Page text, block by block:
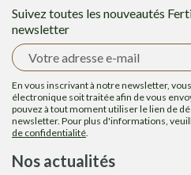
Suivez toutes les nouveautés
newsletter
En vous inscrivant à notre newsletter,
électronique soit traitée afin de vous
pouvez à tout moment utiliser le lien de
newsletter. Pour plus d'informations,
de confidentialité
Nos actualités